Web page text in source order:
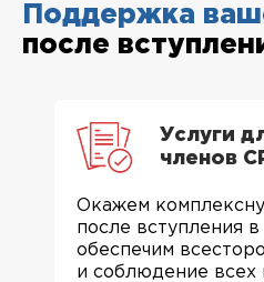
Поддержка
после
Услуги
членов
Окажем
после вступления
обеспечим
и соблюдение всех